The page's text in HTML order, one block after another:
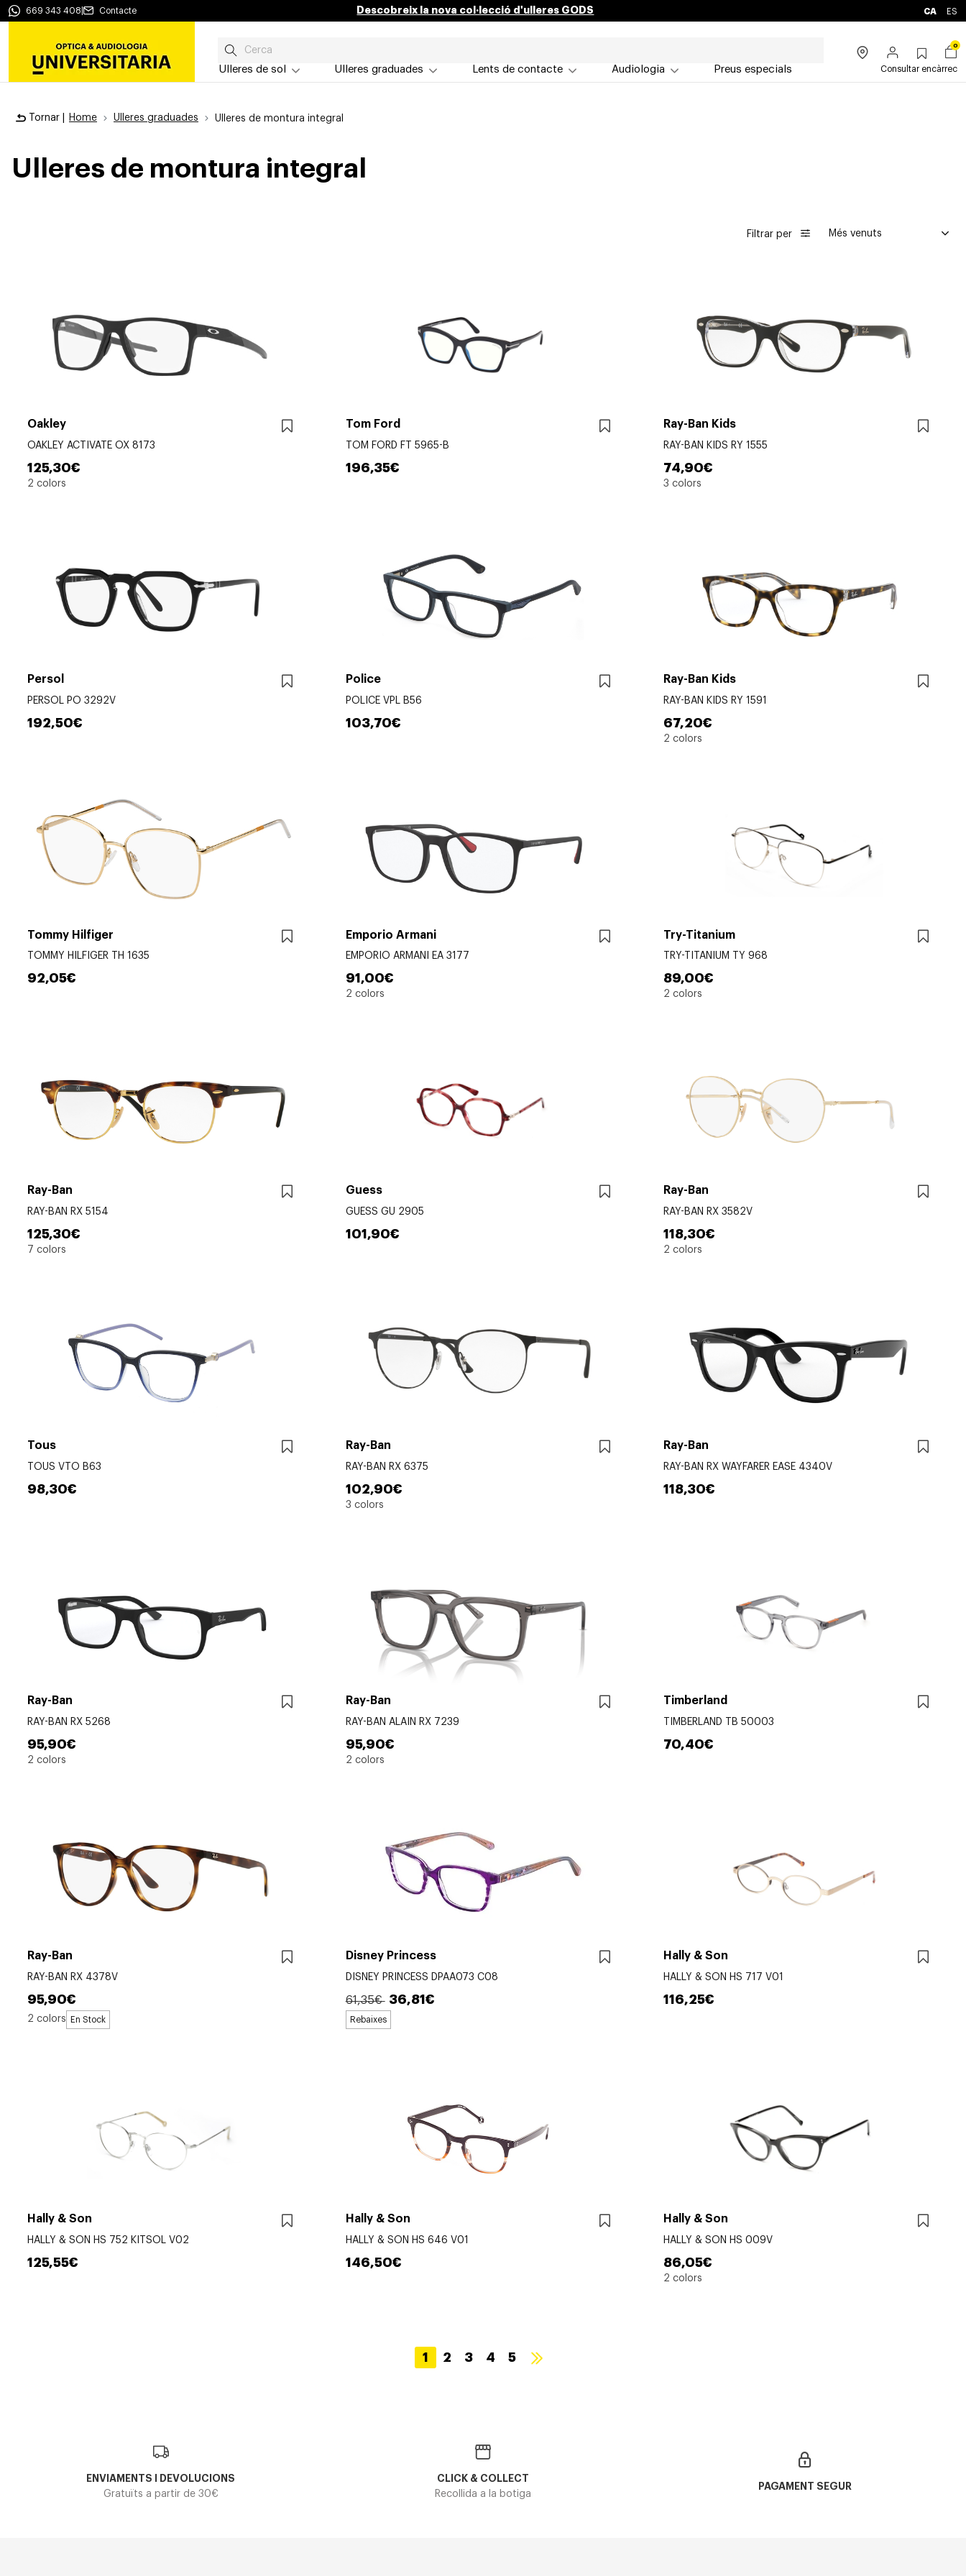
669 343 408 Contacte Descobreix la nova col·lecció d'ulleres GODS CA ES
Ulleres de sol Ulleres graduades Lents de contacte Audiologia Preus especials
0
Consultar encàrrec
Tornar | Home Ulleres graduades Ulleres de montura integral
Ulleres de montura integral
Filtrar per
Oakley
OAKLEY ACTIVATE OX 8173
125,30€
2 colors
Tom Ford
TOM FORD FT 5965-B
196,35€
Ray-Ban Kids
RAY-BAN KIDS RY 1555
74,90€
3 colors
Persol
PERSOL PO 3292V
192,50€
Police
POLICE VPL B56
103,70€
Ray-Ban Kids
RAY-BAN KIDS RY 1591
67,20€
2 colors
Tommy Hilfiger
TOMMY HILFIGER TH 1635
92,05€
Emporio Armani
EMPORIO ARMANI EA 3177
91,00€
2 colors
Try-Titanium
TRY-TITANIUM TY 968
89,00€
2 colors
Ray-Ban
RAY-BAN RX 5154
125,30€
7 colors
Guess
GUESS GU 2905
101,90€
Ray-Ban
RAY-BAN RX 3582V
118,30€
2 colors
Tous
TOUS VTO B63
98,30€
Ray-Ban
RAY-BAN RX 6375
102,90€
3 colors
Ray-Ban
RAY-BAN RX WAYFARER EASE 4340V
118,30€
Ray-Ban
RAY-BAN RX 5268
95,90€
2 colors
Ray-Ban
RAY-BAN ALAIN RX 7239
95,90€
2 colors
Timberland
TIMBERLAND TB 50003
70,40€
Ray-Ban
RAY-BAN RX 4378V
95,90€
2 colors En Stock
Disney Princess
DISNEY PRINCESS DPAA073 C08
61,35€ 36,81€
Rebaixes
Hally & Son
HALLY & SON HS 717 V01
116,25€
Hally & Son
HALLY & SON HS 752 KITSOL V02
125,55€
Hally & Son
HALLY & SON HS 646 V01
146,50€
Hally & Son
HALLY & SON HS 009V
86,05€
2 colors
1 2 3 4 5
ENVIAMENTS I DEVOLUCIONS
Gratuïts a partir de 30€
CLICK & COLLECT
Recollida a la botiga
PAGAMENT SEGUR